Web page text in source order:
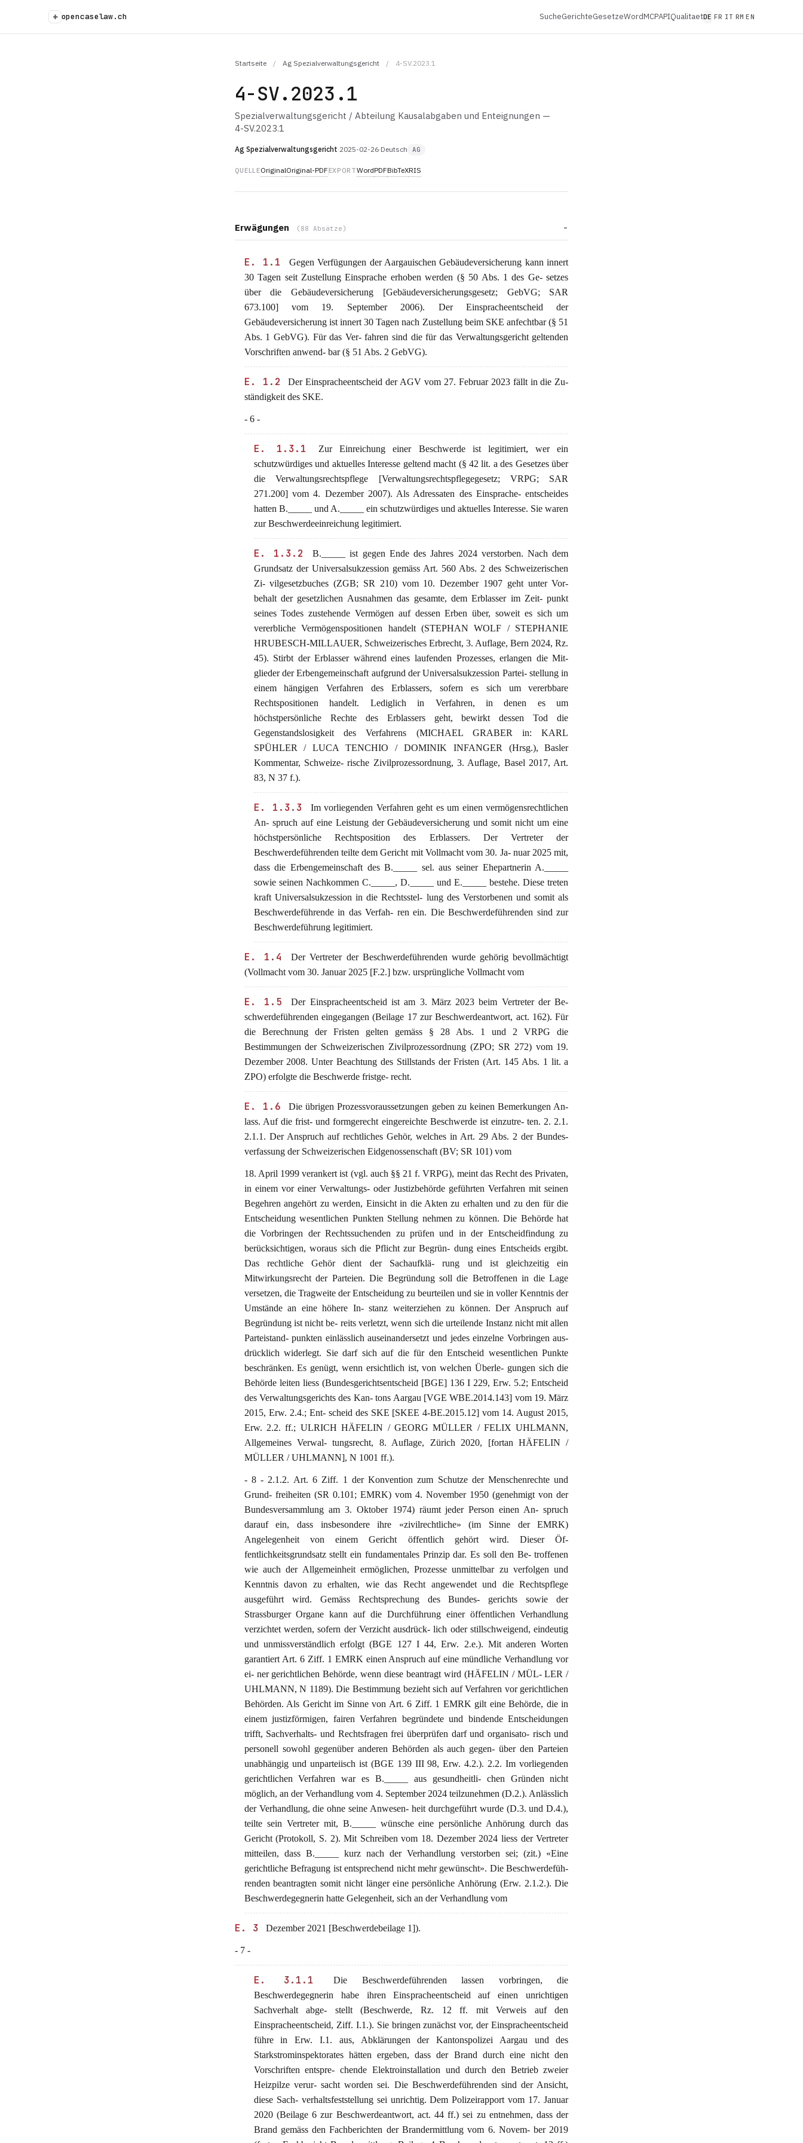
+ opencaselaw.ch SucheGerichteGesetzeWordMCPAPIQualitaetDE FR IT RM EN
Startseite / Ag Spezialverwaltungsgericht / 4-SV.2023.1
4-SV.2023.1
Spezialverwaltungsgericht / Abteilung Kausalabgaben und Enteignungen —
4-SV.2023.1
Ag Spezialverwaltungsgericht·2025-02-26·Deutsch AG
QUELLEOriginalOriginal-PDF EXPORTWordPDFBibTeXRIS
Erwägungen (88 Absätze)
E. 1.1
Gegen Verfügungen der Aargauischen Gebäudeversicherung kann innert
30 Tagen seit Zustellung Einsprache erhoben werden (§ 50 Abs. 1 des Ge- setzes
über die Gebäudeversicherung [Gebäudeversicherungsgesetz; GebVG; SAR
673.100] vom 19. September 2006). Der Einspracheentscheid der
Gebäudeversicherung ist innert 30 Tagen nach Zustellung beim SKE anfechtbar (§ 51
Abs. 1 GebVG). Für das Ver- fahren sind die für das Verwaltungsgericht geltenden
Vorschriften anwend- bar (§ 51 Abs. 2 GebVG).
E. 1.2
Der Einspracheentscheid der AGV vom 27. Februar 2023 fällt in die Zu-
ständigkeit des SKE.
- 6 -
E. 1.3.1
Zur Einreichung einer Beschwerde ist legitimiert, wer ein
schutzwürdiges und aktuelles Interesse geltend macht (§ 42 lit. a des Gesetzes über
die Verwaltungsrechtspflege [Verwaltungsrechtspflegegesetz; VRPG; SAR
271.200] vom 4. Dezember 2007). Als Adressaten des Einsprache- entscheides
hatten B._____ und A._____ ein schutzwürdiges und aktuelles Interesse. Sie waren
zur Beschwerdeeinreichung legitimiert.
E. 1.3.2
B._____ ist gegen Ende des Jahres 2024 verstorben. Nach dem
Grundsatz der Universalsukzession gemäss Art. 560 Abs. 2 des Schweizerischen
Zi- vilgesetzbuches (ZGB; SR 210) vom 10. Dezember 1907 geht unter Vor-
behalt der gesetzlichen Ausnahmen das gesamte, dem Erblasser im Zeit- punkt
seines Todes zustehende Vermögen auf dessen Erben über, soweit es sich um
vererbliche Vermögenspositionen handelt (STEPHAN WOLF / STEPHANIE
HRUBESCH-MILLAUER, Schweizerisches Erbrecht, 3. Auflage, Bern 2024, Rz.
45). Stirbt der Erblasser während eines laufenden Prozesses, erlangen die Mit-
glieder der Erbengemeinschaft aufgrund der Universalsukzession Partei- stellung in
einem hängigen Verfahren des Erblassers, sofern es sich um vererbbare
Rechtspositionen handelt. Lediglich in Verfahren, in denen es um
höchstpersönliche Rechte des Erblassers geht, bewirkt dessen Tod die
Gegenstandslosigkeit des Verfahrens (MICHAEL GRABER in: KARL
SPÜHLER / LUCA TENCHIO / DOMINIK INFANGER (Hrsg.), Basler
Kommentar, Schweize- rische Zivilprozessordnung, 3. Auflage, Basel 2017, Art.
83, N 37 f.).
E. 1.3.3
Im vorliegenden Verfahren geht es um einen vermögensrechtlichen
An- spruch auf eine Leistung der Gebäudeversicherung und somit nicht um eine
höchstpersönliche Rechtsposition des Erblassers. Der Vertreter der
Beschwerdeführenden teilte dem Gericht mit Vollmacht vom 30. Ja- nuar 2025 mit,
dass die Erbengemeinschaft des B._____ sel. aus seiner Ehepartnerin A._____
sowie seinen Nachkommen C._____, D._____ und E._____ bestehe. Diese treten
kraft Universalsukzession in die Rechtsstel- lung des Verstorbenen und somit als
Beschwerdeführende in das Verfah- ren ein. Die Beschwerdeführenden sind zur
Beschwerdeführung legitimiert.
E. 1.4
Der Vertreter der Beschwerdeführenden wurde gehörig bevollmächtigt
(Vollmacht vom 30. Januar 2025 [F.2.] bzw. ursprüngliche Vollmacht vom
E. 1.5
Der Einspracheentscheid ist am 3. März 2023 beim Vertreter der Be-
schwerdeführenden eingegangen (Beilage 17 zur Beschwerdeantwort, act. 162). Für
die Berechnung der Fristen gelten gemäss § 28 Abs. 1 und 2 VRPG die
Bestimmungen der Schweizerischen Zivilprozessordnung (ZPO; SR 272) vom 19.
Dezember 2008. Unter Beachtung des Stillstands der Fristen (Art. 145 Abs. 1 lit. a
ZPO) erfolgte die Beschwerde fristge- recht.
E. 1.6
Die übrigen Prozessvoraussetzungen geben zu keinen Bemerkungen An-
lass. Auf die frist- und formgerecht eingereichte Beschwerde ist einzutre- ten. 2. 2.1.
2.1.1. Der Anspruch auf rechtliches Gehör, welches in Art. 29 Abs. 2 der Bundes-
verfassung der Schweizerischen Eidgenossenschaft (BV; SR 101) vom
18. April 1999 verankert ist (vgl. auch §§ 21 f. VRPG), meint das Recht des Privaten,
in einem vor einer Verwaltungs- oder Justizbehörde geführten Verfahren mit seinen
Begehren angehört zu werden, Einsicht in die Akten zu erhalten und zu den für die
Entscheidung wesentlichen Punkten Stellung nehmen zu können. Die Behörde hat
die Vorbringen der Rechtssuchenden zu prüfen und in der Entscheidfindung zu
berücksichtigen, woraus sich die Pflicht zur Begrün- dung eines Entscheids ergibt.
Das rechtliche Gehör dient der Sachaufklä- rung und ist gleichzeitig ein
Mitwirkungsrecht der Parteien. Die Begründung soll die Betroffenen in die Lage
versetzen, die Tragweite der Entscheidung zu beurteilen und sie in voller Kenntnis der
Umstände an eine höhere In- stanz weiterziehen zu können. Der Anspruch auf
Begründung ist nicht be- reits verletzt, wenn sich die urteilende Instanz nicht mit allen
Parteistand- punkten einlässlich auseinandersetzt und jedes einzelne Vorbringen aus-
drücklich widerlegt. Sie darf sich auf die für den Entscheid wesentlichen Punkte
beschränken. Es genügt, wenn ersichtlich ist, von welchen Überle- gungen sich die
Behörde leiten liess (Bundesgerichtsentscheid [BGE] 136 I 229, Erw. 5.2; Entscheid
des Verwaltungsgerichts des Kan- tons Aargau [VGE WBE.2014.143] vom 19. März
2015, Erw. 2.4.; Ent- scheid des SKE [SKEE 4-BE.2015.12] vom 14. August 2015,
Erw. 2.2. ff.; ULRICH HÄFELIN / GEORG MÜLLER / FELIX UHLMANN,
Allgemeines Verwal- tungsrecht, 8. Auflage, Zürich 2020, [fortan HÄFELIN /
MÜLLER / UHLMANN], N 1001 ff.).
- 8 - 2.1.2. Art. 6 Ziff. 1 der Konvention zum Schutze der Menschenrechte und
Grund- freiheiten (SR 0.101; EMRK) vom 4. November 1950 (genehmigt von der
Bundesversammlung am 3. Oktober 1974) räumt jeder Person einen An- spruch
darauf ein, dass insbesondere ihre «zivilrechtliche» (im Sinne der EMRK)
Angelegenheit von einem Gericht öffentlich gehört wird. Dieser Öf-
fentlichkeitsgrundsatz stellt ein fundamentales Prinzip dar. Es soll den Be- troffenen
wie auch der Allgemeinheit ermöglichen, Prozesse unmittelbar zu verfolgen und
Kenntnis davon zu erhalten, wie das Recht angewendet und die Rechtspflege
ausgeführt wird. Gemäss Rechtsprechung des Bundes- gerichts sowie der
Strassburger Organe kann auf die Durchführung einer öffentlichen Verhandlung
verzichtet werden, sofern der Verzicht ausdrück- lich oder stillschweigend, eindeutig
und unmissverständlich erfolgt (BGE 127 I 44, Erw. 2.e.). Mit anderen Worten
garantiert Art. 6 Ziff. 1 EMRK einen Anspruch auf eine mündliche Verhandlung vor
ei- ner gerichtlichen Behörde, wenn diese beantragt wird (HÄFELIN / MÜL- LER /
UHLMANN, N 1189). Die Bestimmung bezieht sich auf Verfahren vor gerichtlichen
Behörden. Als Gericht im Sinne von Art. 6 Ziff. 1 EMRK gilt eine Behörde, die in
einem justizförmigen, fairen Verfahren begründete und bindende Entscheidungen
trifft, Sachverhalts- und Rechtsfragen frei überprüfen darf und organisato- risch und
personell sowohl gegenüber anderen Behörden als auch gegen- über den Parteien
unabhängig und unparteiisch ist (BGE 139 III 98, Erw. 4.2.). 2.2. Im vorliegenden
gerichtlichen Verfahren war es B._____ aus gesundheitli- chen Gründen nicht
möglich, an der Verhandlung vom 4. September 2024 teilzunehmen (D.2.). Anlässlich
der Verhandlung, die ohne seine Anwesen- heit durchgeführt wurde (D.3. und D.4.),
teilte sein Vertreter mit, B._____ wünsche eine persönliche Anhörung durch das
Gericht (Protokoll, S. 2). Mit Schreiben vom 18. Dezember 2024 liess der Vertreter
mitteilen, dass B._____ kurz nach der Verhandlung verstorben sei; (zit.) «Eine
gerichtliche Befragung ist entsprechend nicht mehr gewünscht». Die Beschwerdefüh-
renden beantragten somit nicht länger eine persönliche Anhörung (Erw. 2.1.2.). Die
Beschwerdegegnerin hatte Gelegenheit, sich an der Verhandlung vom
E. 3 Dezember 2021 [Beschwerdebeilage 1]).
- 7 -
E. 3.1.1
Die Beschwerdeführenden lassen vorbringen, die
Beschwerdegegnerin habe ihren Einspracheentscheid auf einen unrichtigen
Sachverhalt abge- stellt (Beschwerde, Rz. 12 ff. mit Verweis auf den
Einspracheentscheid, Ziff. I.1.). Sie bringen zunächst vor, der Einspracheentscheid
führe in Erw. I.1. aus, Abklärungen der Kantonspolizei Aargau und des
Starkstrominspektorates hätten ergeben, dass der Brand durch eine nicht den
Vorschriften entspre- chende Elektroinstallation und durch den Betrieb zweier
Heizpilze verur- sacht worden sei. Die Beschwerdeführenden sind der Ansicht,
diese Sach- verhaltsfeststellung sei unrichtig. Dem Polizeirapport vom 17. Januar
2020 (Beilage 6 zur Beschwerdeantwort, act. 44 ff.) sei zu entnehmen, dass der
Brand gemäss den Fachberichten der Brandermittlung vom 6. Novem- ber 2019